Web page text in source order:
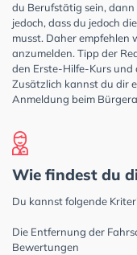
du Berufstätig sein,
jedoch, dass du jedoch
musst. Daher empfehlen
anzumelden. Tipp der
den Erste-Hilfe-Kurs und
Zusätzlich kannst du dir
Anmeldung beim
Wie findest du
Du kannst folgende
Die Entfernung der
Bewertungen